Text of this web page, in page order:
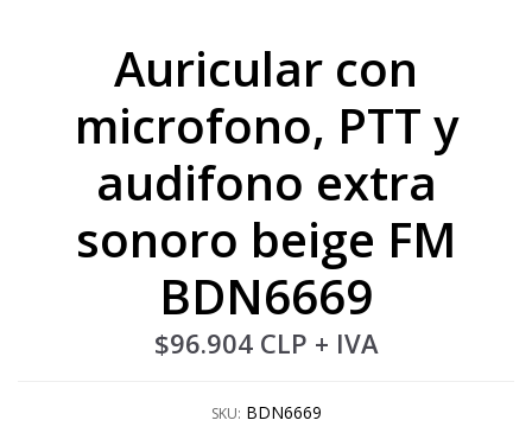
Auricular con
microfono, PTT y
audifono extra
sonoro beige FM
BDN6669
$96.904 CLP + IVA
SKU: BDN6669